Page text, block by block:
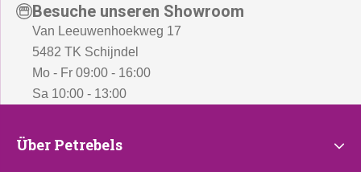
Besuche unseren Showroom
Van Leeuwenhoekweg 17
5482 TK Schijndel
Mo - Fr 09:00 - 16:00
Sa 10:00 - 13:00
Über
Über Petrebels